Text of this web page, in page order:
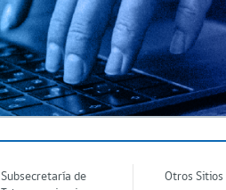
Subsecretaría de
Otros